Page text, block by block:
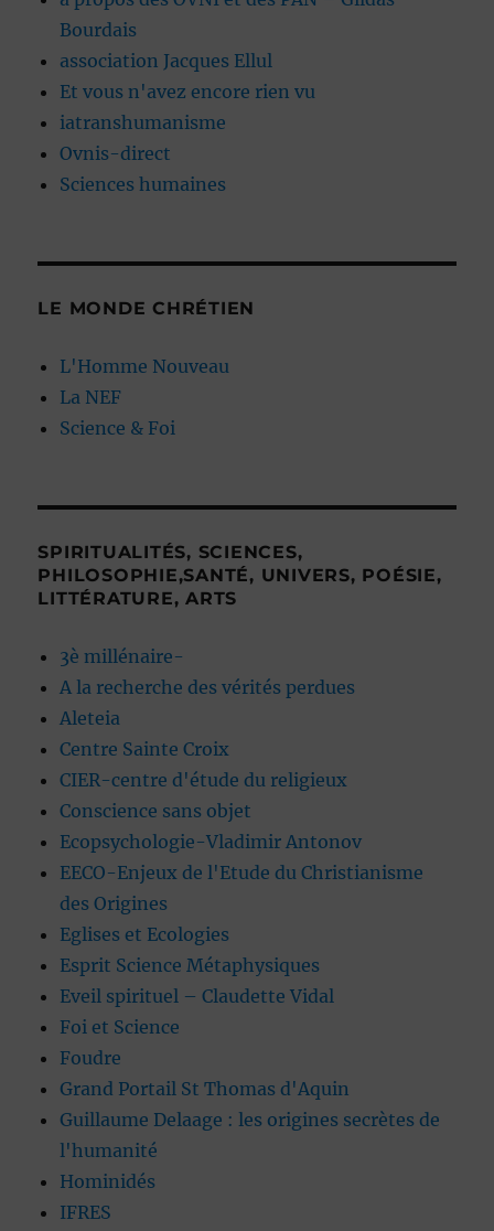
Bourdais
association Jacques Ellul
Et vous n'avez encore rien vu
iatranshumanisme
Ovnis-direct
Sciences humaines
LE MONDE CHRÉTIEN
L'Homme Nouveau
La NEF
Science & Foi
SPIRITUALITÉS, SCIENCES,
PHILOSOPHIE,SANTÉ, UNIVERS, POÉSIE,
LITTÉRATURE, ARTS
3è millénaire-
A la recherche des vérités perdues
Aleteia
Centre Sainte Croix
CIER-centre d'étude du religieux
Conscience sans objet
Ecopsychologie-Vladimir Antonov
EECO-Enjeux de l'Etude du Christianisme
des Origines
Eglises et Ecologies
Esprit Science Métaphysiques
Eveil spirituel – Claudette Vidal
Foi et Science
Foudre
Grand Portail St Thomas d'Aquin
Guillaume Delaage : les origines secrètes de
l'humanité
Hominidés
IFRES